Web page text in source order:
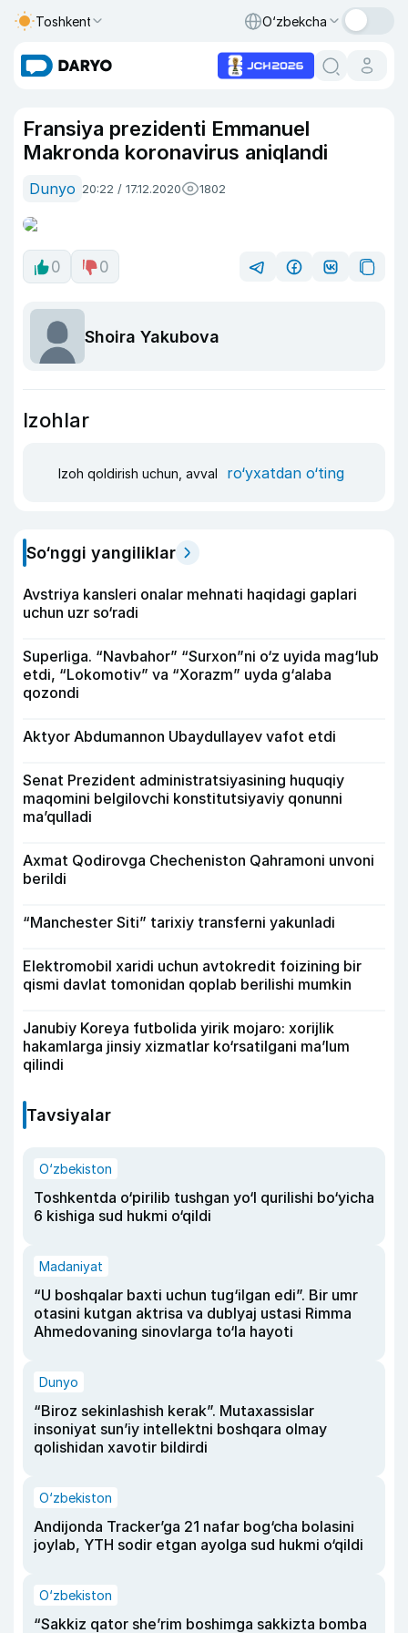
Toshkent O‘zbekcha
Fransiya prezidenti Emmanuel
Makronda koronavirus aniqlandi
Dunyo 20:22 / 17.12.2020 1802
0 0
Shoira Yakubova
Izohlar
Izoh qoldirish uchun, avval ro‘yxatdan o‘ting
So‘nggi yangiliklar
Avstriya kansleri onalar mehnati haqidagi gaplari
uchun uzr so‘radi
Superliga. “Navbahor” “Surxon”ni o‘z uyida mag‘lub
etdi, “Lokomotiv” va “Xorazm” uyda g‘alaba
qozondi
Aktyor Abdu­mannon Ubaydullayev vafot etdi
Senat Prezident administratsiyasining huquqiy
maqomini belgilovchi konstitutsiyaviy qonunni
ma’qulladi
Axmat Qodirovga Checheniston Qahramoni unvoni
berildi
“Manchester Siti” tarixiy transferni yakunladi
Elektromobil xaridi uchun avtokredit foizining bir
qismi davlat tomonidan qoplab berilishi mumkin
Janubiy Koreya futbolida yirik mojaro: xorijlik
hakamlarga jinsiy xizmatlar ko‘rsatilgani ma’lum
qilindi
Tavsiyalar
O‘zbekiston
Toshkentda o‘pirilib tushgan yo‘l qurilishi bo‘yicha
6 kishiga sud hukmi o‘qildi
Madaniyat
“U boshqalar baxti uchun tug‘ilgan edi”. Bir umr
otasini kutgan aktrisa va dublyaj ustasi Rimma
Ahmedovaning sinovlarga to‘la hayoti
Dunyo
“Biroz sekinlashish kerak”. Mutaxassislar
insoniyat sun’iy intellektni boshqara olmay
qolishidan xavotir bildirdi
O‘zbekiston
Andijonda Tracker’ga 21 nafar bog‘cha bolasini
joylab, YTH sodir etgan ayolga sud hukmi o‘qildi
O‘zbekiston
“Sakkiz qator she’rim boshimga sakkizta bomba